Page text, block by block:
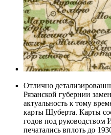
Отлично
Рязанской губернии
актуальность к тому
карты Шуберта. Карты
годов под руководством
печатались вплоть до